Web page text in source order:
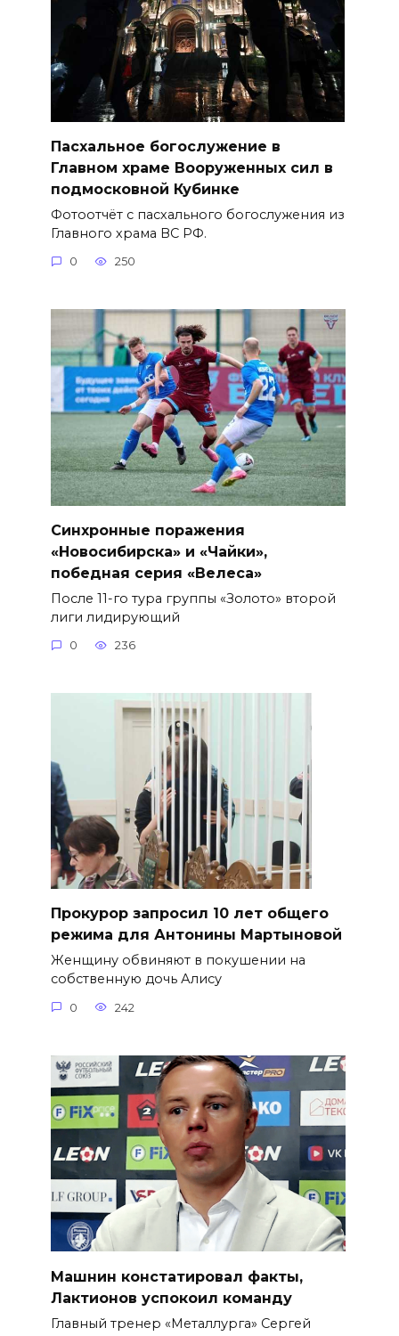
Пасхальное богослужение в
Главном храме Вооруженных сил в
подмосковной Кубинке
Фотоотчёт с пасхального богослужения из
Главного храма ВС РФ.
0 250
Синхронные поражения
«Новосибирска» и «Чайки»,
победная серия «Велеса»
После 11-го тура группы «Золото» второй
лиги лидирующий
0 236
​Прокурор запросил 10 лет общего
режима для Антонины Мартыновой
Женщину обвиняют в покушении на
собственную дочь Алису
0 242
Машнин констатировал факты,
Лактионов успокоил команду
Главный тренер «Металлурга» Сергей